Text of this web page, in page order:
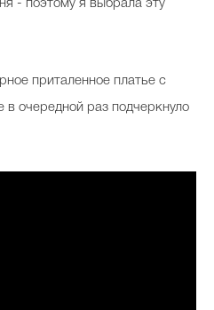
- поэтому я выбрала эту
приталенное платье с
в очередной раз подчеркнуло